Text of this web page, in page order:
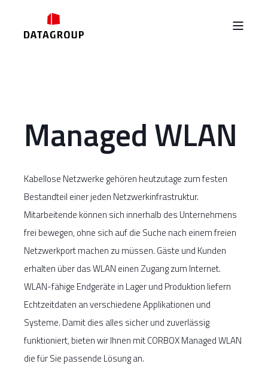
Managed WLAN
Kabellose Netzwerke gehören heutzutage zum festen
Bestandteil einer jeden Netzwerkinfrastruktur.
Mitarbeitende können sich innerhalb des Unternehmens
frei bewegen, ohne sich auf die Suche nach einem freien
Netzwerkport machen zu müssen. Gäste und Kunden
erhalten über das WLAN einen Zugang zum Internet.
WLAN-fähige Endgeräte in Lager und Produktion liefern
Echtzeitdaten an verschiedene Applikationen und
Systeme. Damit dies alles sicher und zuverlässig
funktioniert, bieten wir Ihnen mit CORBOX Managed WLAN
die für Sie passende Lösung an.